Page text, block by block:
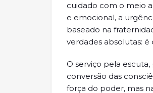
cuidado com o meio
e emocional, a
baseado na
verdades absolutas:
O serviço pela
conversão das
força do poder, mas